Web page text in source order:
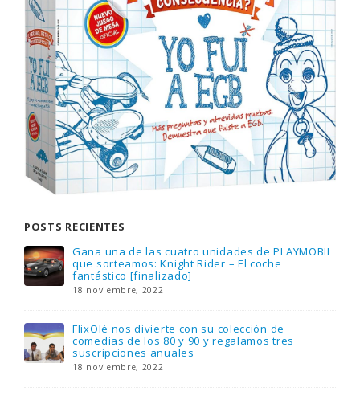
POSTS RECIENTES
Gana una de las cuatro unidades de PLAYMOBIL
que sorteamos: Knight Rider – El coche
fantástico [finalizado]
18 noviembre, 2022
FlixOlé nos divierte con su colección de
comedias de los 80 y 90 y regalamos tres
suscripciones anuales
18 noviembre, 2022